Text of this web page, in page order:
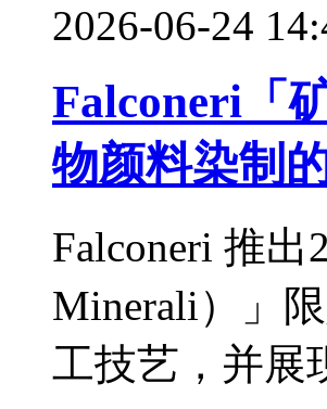
2026-06-24
Falconeri「
物颜料染制
Falconeri 推出
Minerali）」
工技艺，并展